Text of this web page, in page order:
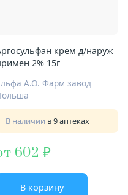
крем д/наруж
2% 15г
А.О. Фарм завод
В наличии в 9 аптеках
602
В корзину